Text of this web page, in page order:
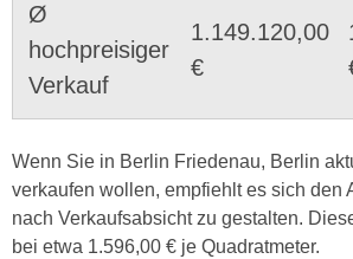
Ø
hochpreisiger
Verkauf
1.149.120,00
€
Wenn Sie in Berlin Friedenau, Berlin
verkaufen wollen, empfiehlt es sich den
nach Verkaufsabsicht zu gestalten.
bei etwa 1.596,00 € je Quadratmeter.